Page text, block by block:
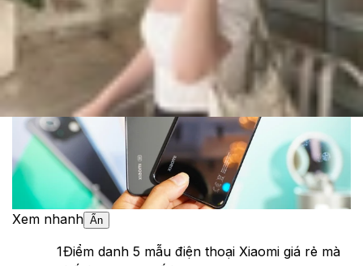
Theo dõi XTMobile trên
Xem nhanh Ẩn
1Điểm danh 5 mẫu điện thoại Xiaomi giá rẻ mà